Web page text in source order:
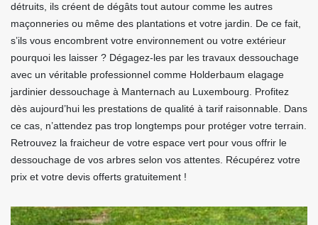
détruits, ils créent de dégâts tout autour comme les autres
maçonneries ou même des plantations et votre jardin. De ce fait,
s’ils vous encombrent votre environnement ou votre extérieur
pourquoi les laisser ? Dégagez-les par les travaux dessouchage
avec un véritable professionnel comme Holderbaum elagage
jardinier dessouchage à Manternach au Luxembourg. Profitez
dès aujourd’hui les prestations de qualité à tarif raisonnable. Dans
ce cas, n’attendez pas trop longtemps pour protéger votre terrain.
Retrouvez la fraicheur de votre espace vert pour vous offrir le
dessouchage de vos arbres selon vos attentes. Récupérez votre
prix et votre devis offerts gratuitement !